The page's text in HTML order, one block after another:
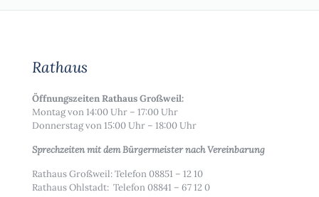
Rathaus
Öffnungszeiten Rathaus Großweil:
Montag von 14:00 Uhr – 17:00 Uhr
Donnerstag von 15:00 Uhr – 18:00 Uhr
Sprechzeiten mit dem Bürgermeister nach Vereinbarung
Rathaus Großweil: Telefon 08851 – 12 10
Rathaus Ohlstadt: Telefon 08841 – 67 12 0